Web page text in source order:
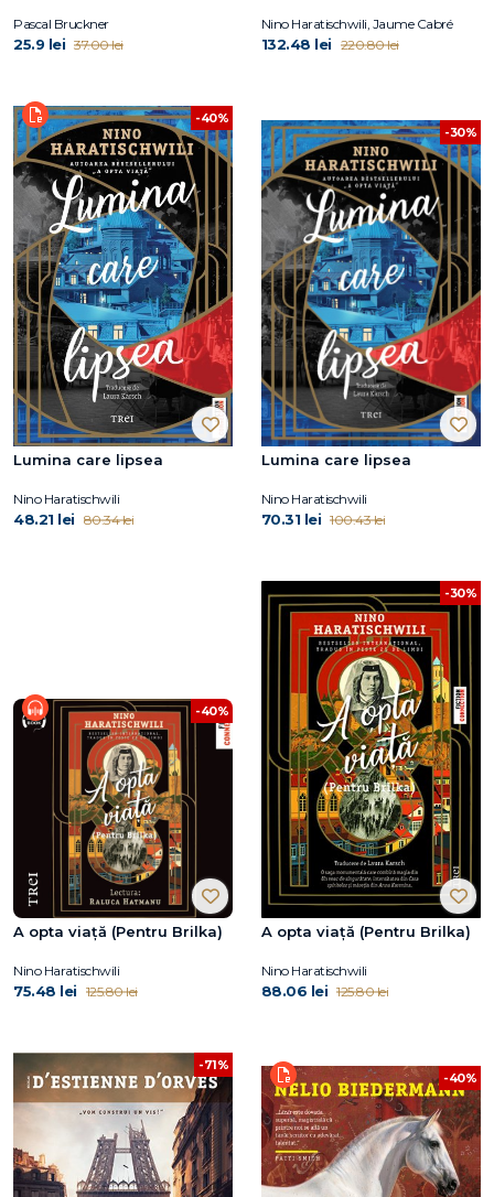
Pascal Bruckner
25.9 lei 37.00 lei
Nino Haratischwili, Jaume Cabré
132.48 lei 220.80 lei
-40%
Lumina care lipsea
Nino Haratischwili
48.21 lei 80.34 lei
-30%
Lumina care lipsea
Nino Haratischwili
70.31 lei 100.43 lei
-40%
A opta viață (Pentru Brilka)
Nino Haratischwili
75.48 lei 125.80 lei
-30%
A opta viață (Pentru Brilka)
Nino Haratischwili
88.06 lei 125.80 lei
-71%
-40%